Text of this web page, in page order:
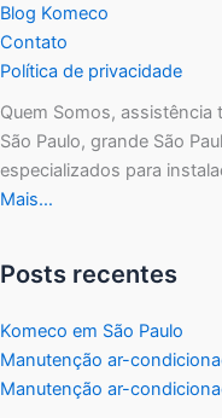
Blog Komeco
Contato
Política de privacidade
Quem Somos,
São Paulo, grande São
especializados para
Mais…
Posts recentes
Komeco em São Paulo
Manutenção ar-
Manutenção ar-